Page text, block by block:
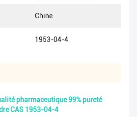
Chine
1953-04-4
pharmaceutique 99% pureté
CAS 1953-04-4